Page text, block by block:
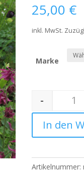
25,00 €
inkl. MwSt.
Marke
-
In den
Artikelnummer: